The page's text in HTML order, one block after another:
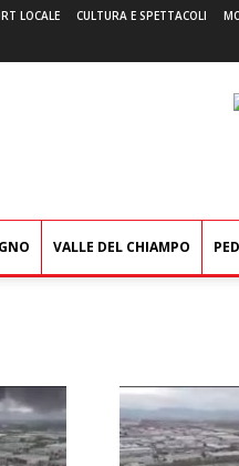
LOCALE CULTURA E SPETTACOLI
VALLE DEL CHIAMPO